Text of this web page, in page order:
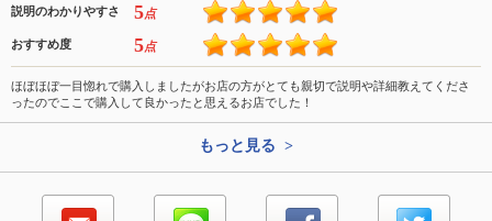
説明のわかりやすさ 5点
おすすめ度 5点
ほぼほぼ一目惚れで購入しましたがお店の方がとても親切で説明や詳細教えてくださ
ったのでここで購入して良かったと思えるお店でした！
もっと見る >